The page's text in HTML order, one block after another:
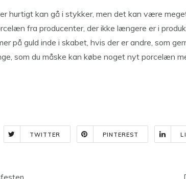
hurtigt kan gå i stykker, men det kan være
fra producenter, der ikke længere er i
på guld inde i skabet, hvis der er andre, som
som du måske kan købe noget nyt porcelæn
TWITTER PINTEREST